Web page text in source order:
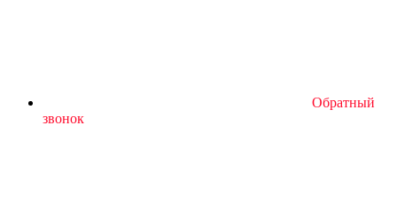
Обратный
звонок